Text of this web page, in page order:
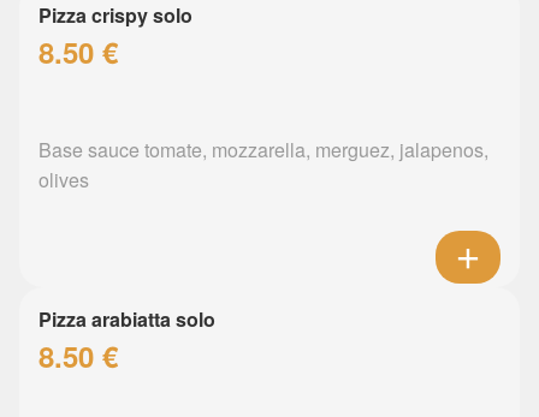
Pizza crispy solo
8.50 €
Base sauce tomate, mozzarella, merguez, jalapenos,
olives
Pizza arabiatta solo
8.50 €